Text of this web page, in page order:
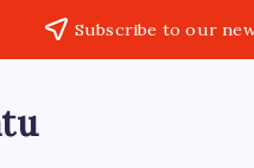
Subscribe to our